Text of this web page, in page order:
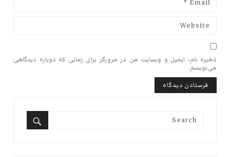
ذخیره نام، ایمیل و وبسایت من در مرورگر برای زمانی که دوباره دیدگاهی
می‌نویسم.
Search